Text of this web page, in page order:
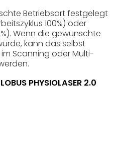
Betriebsart festgelegt
100%) oder
Wenn die gewünschte
kann das selbst
Scanning oder Multi-
PHYSIOLASER 2.0